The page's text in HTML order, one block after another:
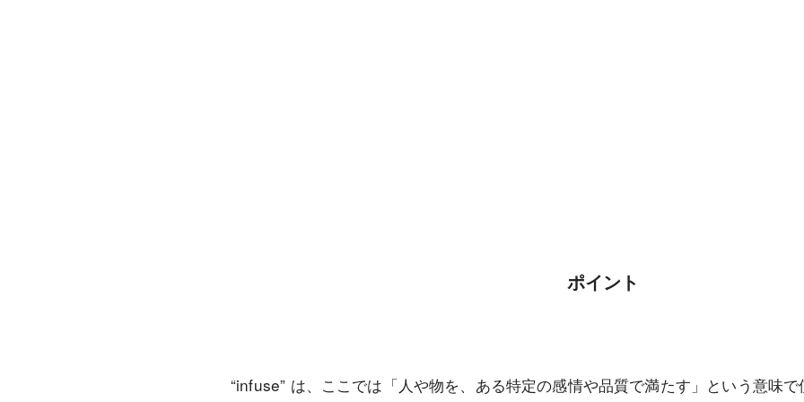
ポイント
“infuse” は、ここでは「人や物を、ある特定の感情や品質で満たす」という意味で